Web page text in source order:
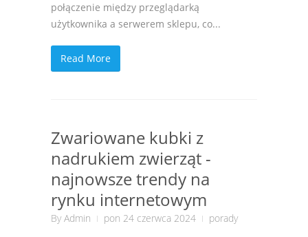
połączenie między przeglądarką
użytkownika a serwerem sklepu, co...
Read More
Zwariowane kubki z
nadrukiem zwierząt -
najnowsze trendy na
rynku internetowym
ByAdmin pon 24 czerwca 2024 porady